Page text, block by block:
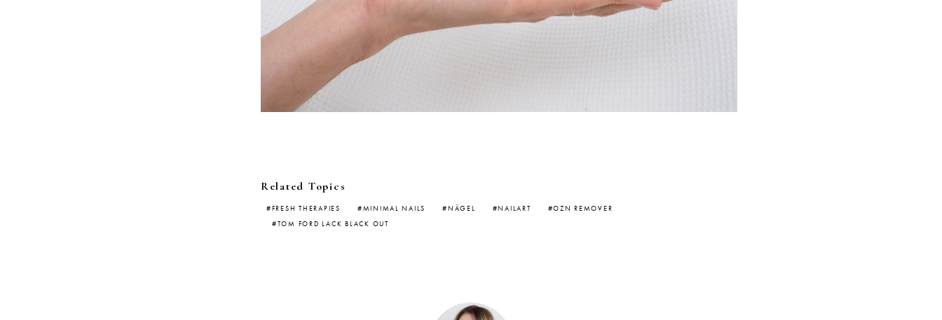
Related Topics
FRESH THERAPIES MINIMAL NAILS NÄGEL NAILART
OZN REMOVER
TOM FORD LACK BLACK OUT